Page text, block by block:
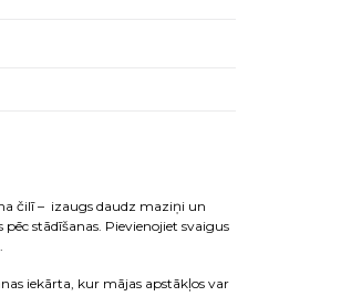
čilī – izaugs daudz maziņi un
stādīšanas. Pievienojiet svaigus
iekārta, kur mājas apstākļos var